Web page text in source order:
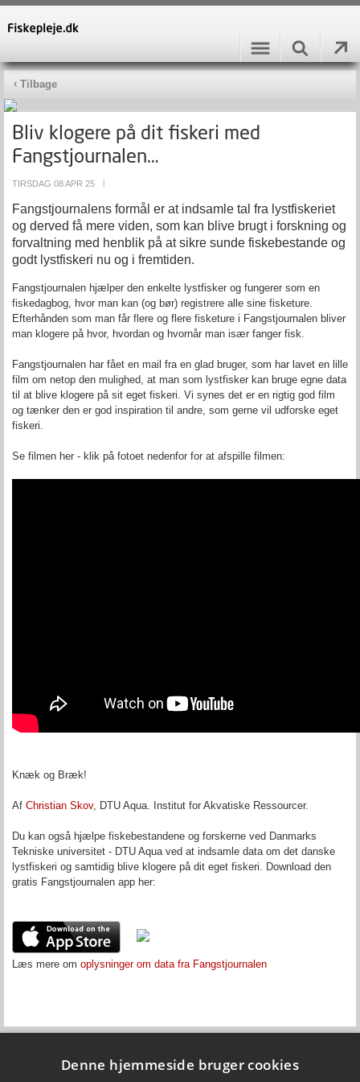
Tilbage
Bliv klogere på dit fiskeri med
Fangstjournalen…
TIRSDAG 08 APR 25
Fangstjournalens formål er at indsamle tal fra lystfiskeriet
og derved få mere viden, som kan blive brugt i forskning og
forvaltning med henblik på at sikre sunde fiskebestande og
godt lystfiskeri nu og i fremtiden.
Fangstjournalen hjælper den enkelte lystfisker og fungerer som en
fiskedagbog, hvor man kan (og bør) registrere alle sine fisketure.
Efterhånden som man får flere og flere fisketure i Fangstjournalen bliver
man klogere på hvor, hvordan og hvornår man især fanger fisk.
Fangstjournalen har fået en mail fra en glad bruger, som har lavet en lille
film om netop den mulighed, at man som lystfisker kan bruge egne data
til at blive klogere på sit eget fiskeri. Vi synes det er en rigtig god film
og tænker den er god inspiration til andre, som gerne vil udforske eget
fiskeri.
Se filmen her - klik på fotoet nedenfor for at afspille filmen:
Knæk og Bræk!
Af Christian Skov, DTU Aqua. Institut for Akvatiske Ressourcer.
Du kan også hjælpe fiskebestandene og forskerne ved Danmarks
Tekniske universitet - DTU Aqua ved at indsamle data om det danske
lystfiskeri og samtidig blive klogere på dit eget fiskeri. Download den
gratis Fangstjournalen app her:
Læs mere om oplysninger om data fra Fangstjournalen
Denne hjemmeside bruger cookies